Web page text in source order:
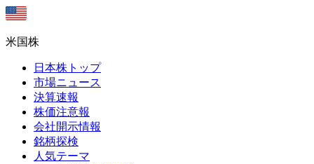
米国株
日本株トップ
市場ニュース
決算速報
株価注意報
会社開示情報
銘柄探検
人気テーマ